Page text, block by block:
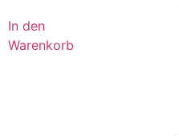
In den
Warenkorb